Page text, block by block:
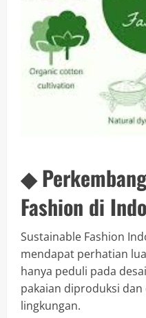
◆
Fashion di
Sustainable Fashion
mendapat perhatian
hanya peduli pada
pakaian diproduksi
lingkungan.